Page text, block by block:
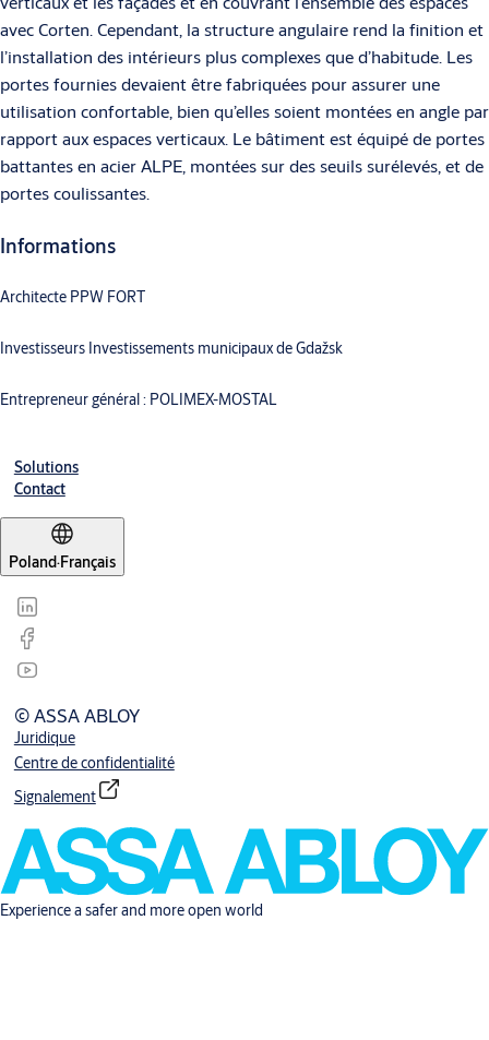
avec Corten. Cependant, la structure angulaire rend la finition et
l’installation des intérieurs plus complexes que d’habitude. Les
portes fournies devaient être fabriquées pour assurer une
utilisation confortable, bien qu’elles soient montées en angle par
rapport aux espaces verticaux. Le bâtiment est équipé de portes
battantes en acier ALPE, montées sur des seuils surélevés, et de
portes coulissantes.
Informations
Architecte PPW FORT
Investisseurs Investissements municipaux de Gdažsk
Entrepreneur général : POLIMEX-MOSTAL
Solutions
Contact
Poland·Français
© ASSA ABLOY
Juridique
Centre de confidentialité
Signalement
Experience a safer and more open world